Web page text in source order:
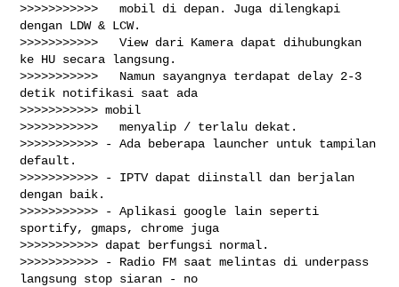
>>>>>>>>>>>   mobil di depan. Juga dilengkapi
dengan LDW & LCW.
>>>>>>>>>>>   View dari Kamera dapat dihubungkan
ke HU secara langsung.
>>>>>>>>>>>   Namun sayangnya terdapat delay 2-3
detik notifikasi saat ada
>>>>>>>>>>> mobil
>>>>>>>>>>>   menyalip / terlalu dekat.
>>>>>>>>>>> - Ada beberapa launcher untuk tampilan
default.
>>>>>>>>>>> - IPTV dapat diinstall dan berjalan
dengan baik.
>>>>>>>>>>> - Aplikasi google lain seperti
sportify, gmaps, chrome juga
>>>>>>>>>>> dapat berfungsi normal.
>>>>>>>>>>> - Radio FM saat melintas di underpass
langsung stop siaran - no